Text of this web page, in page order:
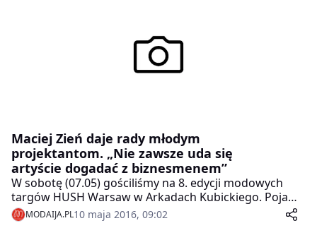
prawdziwymi gwiazdami dla młodego pokolenia.
Często spotkanie tak zwanego „jutubera”, czyli osoby,
która nagrywa filmiki na YouTube, jest dla nastolatków
Maciej Zień daje rady młodym
projektantom. „Nie zawsze uda się
artyście dogadać z biznesmenem”
W sobotę (07.05) gościliśmy na 8. edycji modowych
targów HUSH Warsaw w Arkadach Kubickiego. Pojawił
się tam także Maciej Zieļ, który dał kilka rad młodym
MODAIJA.PL10 maja 2016, 09:02